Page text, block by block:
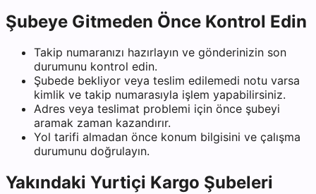
Şubeye Gitmeden Önce Kontrol Edin
Takip numaranızı hazırlayın ve gönderinizin son
durumunu kontrol edin.
Şubede bekliyor veya teslim edilemedi notu varsa
kimlik ve takip numarasıyla işlem yapabilirsiniz.
Adres veya teslimat problemi için önce şubeyi
aramak zaman kazandırır.
Yol tarifi almadan önce konum bilgisini ve çalışma
durumunu doğrulayın.
Yakındaki Yurtiçi Kargo Şubeleri